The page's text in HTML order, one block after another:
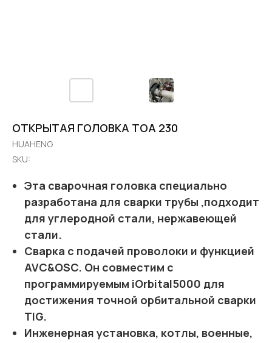
ОТКРЫТАЯ ГОЛОВКА TОA 230
HUAHENG
SKU:
Эта сварочная головка специально
разработана для сварки трубы ,подходит
для углеродной стали, нержавеющей
стали.
Сварка с подачей проволоки и функцией
AVC&OSC. Он совместим с
программируемым iOrbital5000 для
достижения точной орбитальной сварки
TIG.
Инженерная установка, котлы, военные,